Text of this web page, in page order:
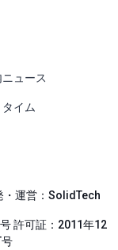
ュース
イム
・運営：SolidTech
許可証：2011年12